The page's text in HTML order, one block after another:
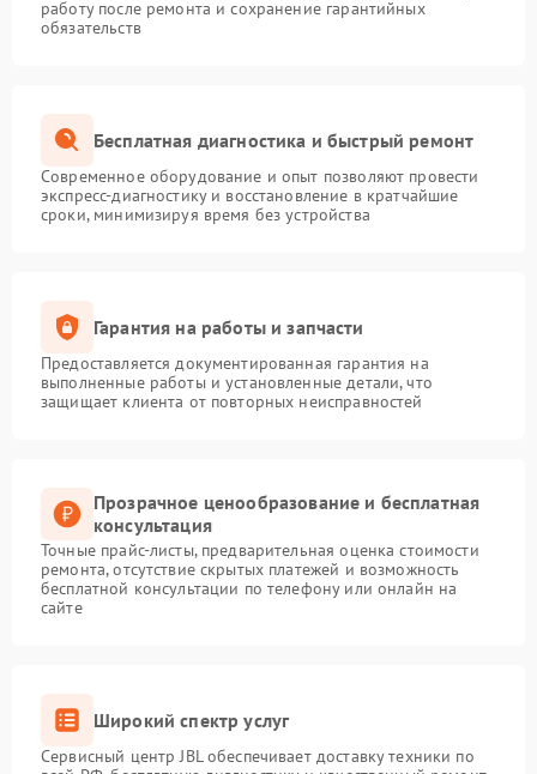
работу после ремонта и сохранение гарантийных
обязательств
Бесплатная диагностика и быстрый ремонт
Современное оборудование и опыт позволяют провести
экспресс-диагностику и восстановление в кратчайшие
сроки, минимизируя время без устройства
Гарантия на работы и запчасти
Предоставляется документированная гарантия на
выполненные работы и установленные детали, что
защищает клиента от повторных неисправностей
Прозрачное ценообразование и бесплатная
консультация
Точные прайс-листы, предварительная оценка стоимости
ремонта, отсутствие скрытых платежей и возможность
бесплатной консультации по телефону или онлайн на
сайте
Широкий спектр услуг
Сервисный центр JBL обеспечивает доставку техники по